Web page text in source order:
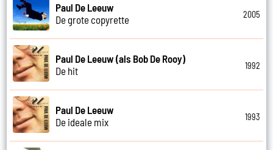
Paul De Leeuw
De grote copyrette
2005
Paul De Leeuw (als Bob De Rooy)
De hit
1992
Paul De Leeuw
De ideale mix
1993